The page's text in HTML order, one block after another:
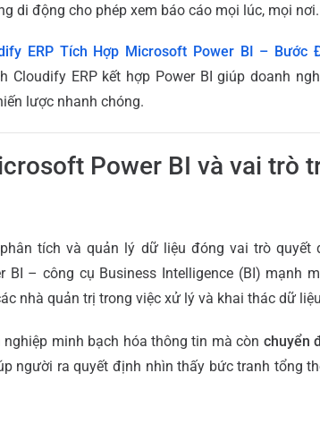
di động cho phép xem báo cáo mọi lúc, mọi nơi.
ERP Tích Hợp Microsoft Power BI – Bước
Cloudify ERP kết hợp Power BI giúp doanh
lược nhanh chóng.
Power BI và vai trò
tích và quản lý dữ liệu đóng vai trò quyết
BI – công cụ Business Intelligence (BI) mạnh
nhà quản trị trong việc xử lý và khai thác dữ
minh bạch hóa thông tin mà còn chuyển
người ra quyết định nhìn thấy bức tranh tổng